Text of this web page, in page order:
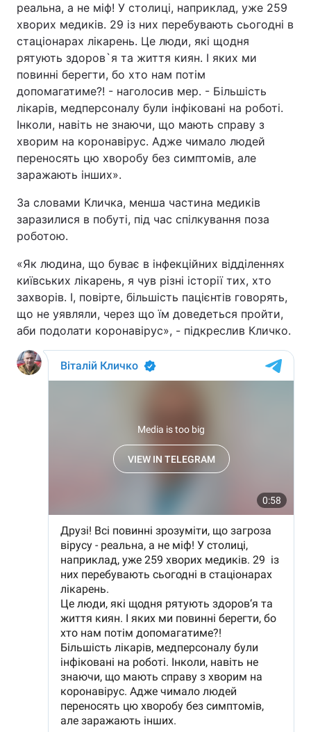
Тема оформлення
реальна, а не міф! У столиці, наприклад, уже 259
хворих медиків. 29 із них перебувають сьогодні в
стаціонарах лікарень. Це люди, які щодня
рятують здоров`я та життя киян. І яких ми
повинні берегти, бо хто нам потім
допомагатиме?! - наголосив мер. - Більшість
лікарів, медперсоналу були інфіковані на роботі.
Інколи, навіть не знаючи, що мають справу з
хворим на коронавірус. Адже чимало людей
переносять цю хворобу без симптомів, але
заражають інших».
За словами Кличка, менша частина медиків
заразилися в побуті, під час спілкування поза
роботою.
«Як людина, що буває в інфекційних відділеннях
київських лікарень, я чув різні історії тих, хто
захворів. І, повірте, більшість пацієнтів говорять,
що не уявляли, через що їм доведеться пройти,
аби подолати коронавірус», - підкреслив Кличко.